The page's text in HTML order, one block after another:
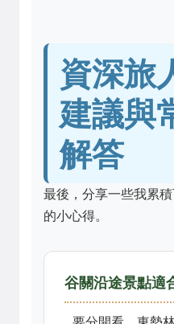
資深旅
建議與
解答
最後，分享一些我累
的小心得。
谷關沿途景點適